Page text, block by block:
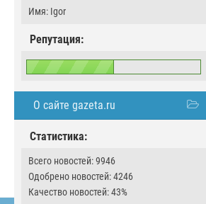
Имя: Igor
Репутация:
О сайте gazeta.ru
Статистика:
Всего новостей: 9946
Одобрено новостей: 4246
Качество новостей: 43%